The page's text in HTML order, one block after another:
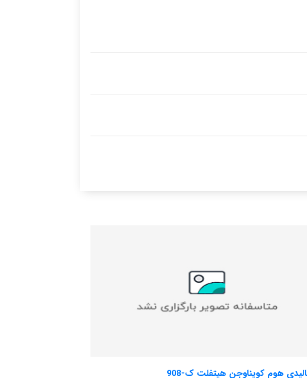
فور-بدروم هالیدی هوم این فارساند 1